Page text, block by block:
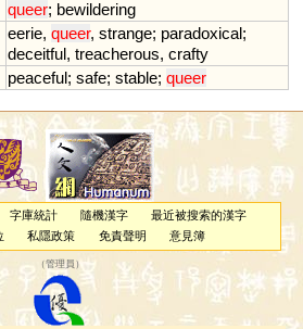
queer; bewildering
eerie, queer, strange; paradoxical;
deceitful, treacherous, crafty
peaceful; safe; stable; queer
字庫統計 隨機漢字
最近被搜索的漢字
私隱政策 免責聲明 意見簿
（管理員 ）